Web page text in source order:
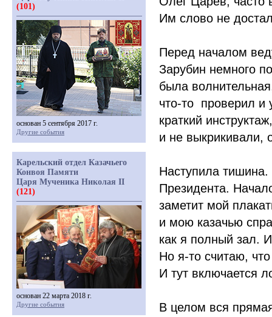
Им слово не
Перед началом
Зарубин немного
была
что-то проверил и
краткий
и не выкрикивали,
Наступила
Президента.
заметит мой
и мою казачью
как я полный зал.
Но я-то считаю,
И тут включается
В целом вся
(101)
основан 5 сентября 2017 г.
Другие события
Карельский отдел Казачьего
Конвоя Памяти
Царя Мученика Николая II
(121)
основан 22 марта 2018 г.
Другие события